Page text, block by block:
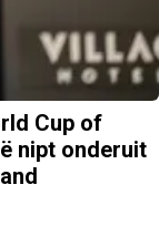
Cup of
nipt onderuit